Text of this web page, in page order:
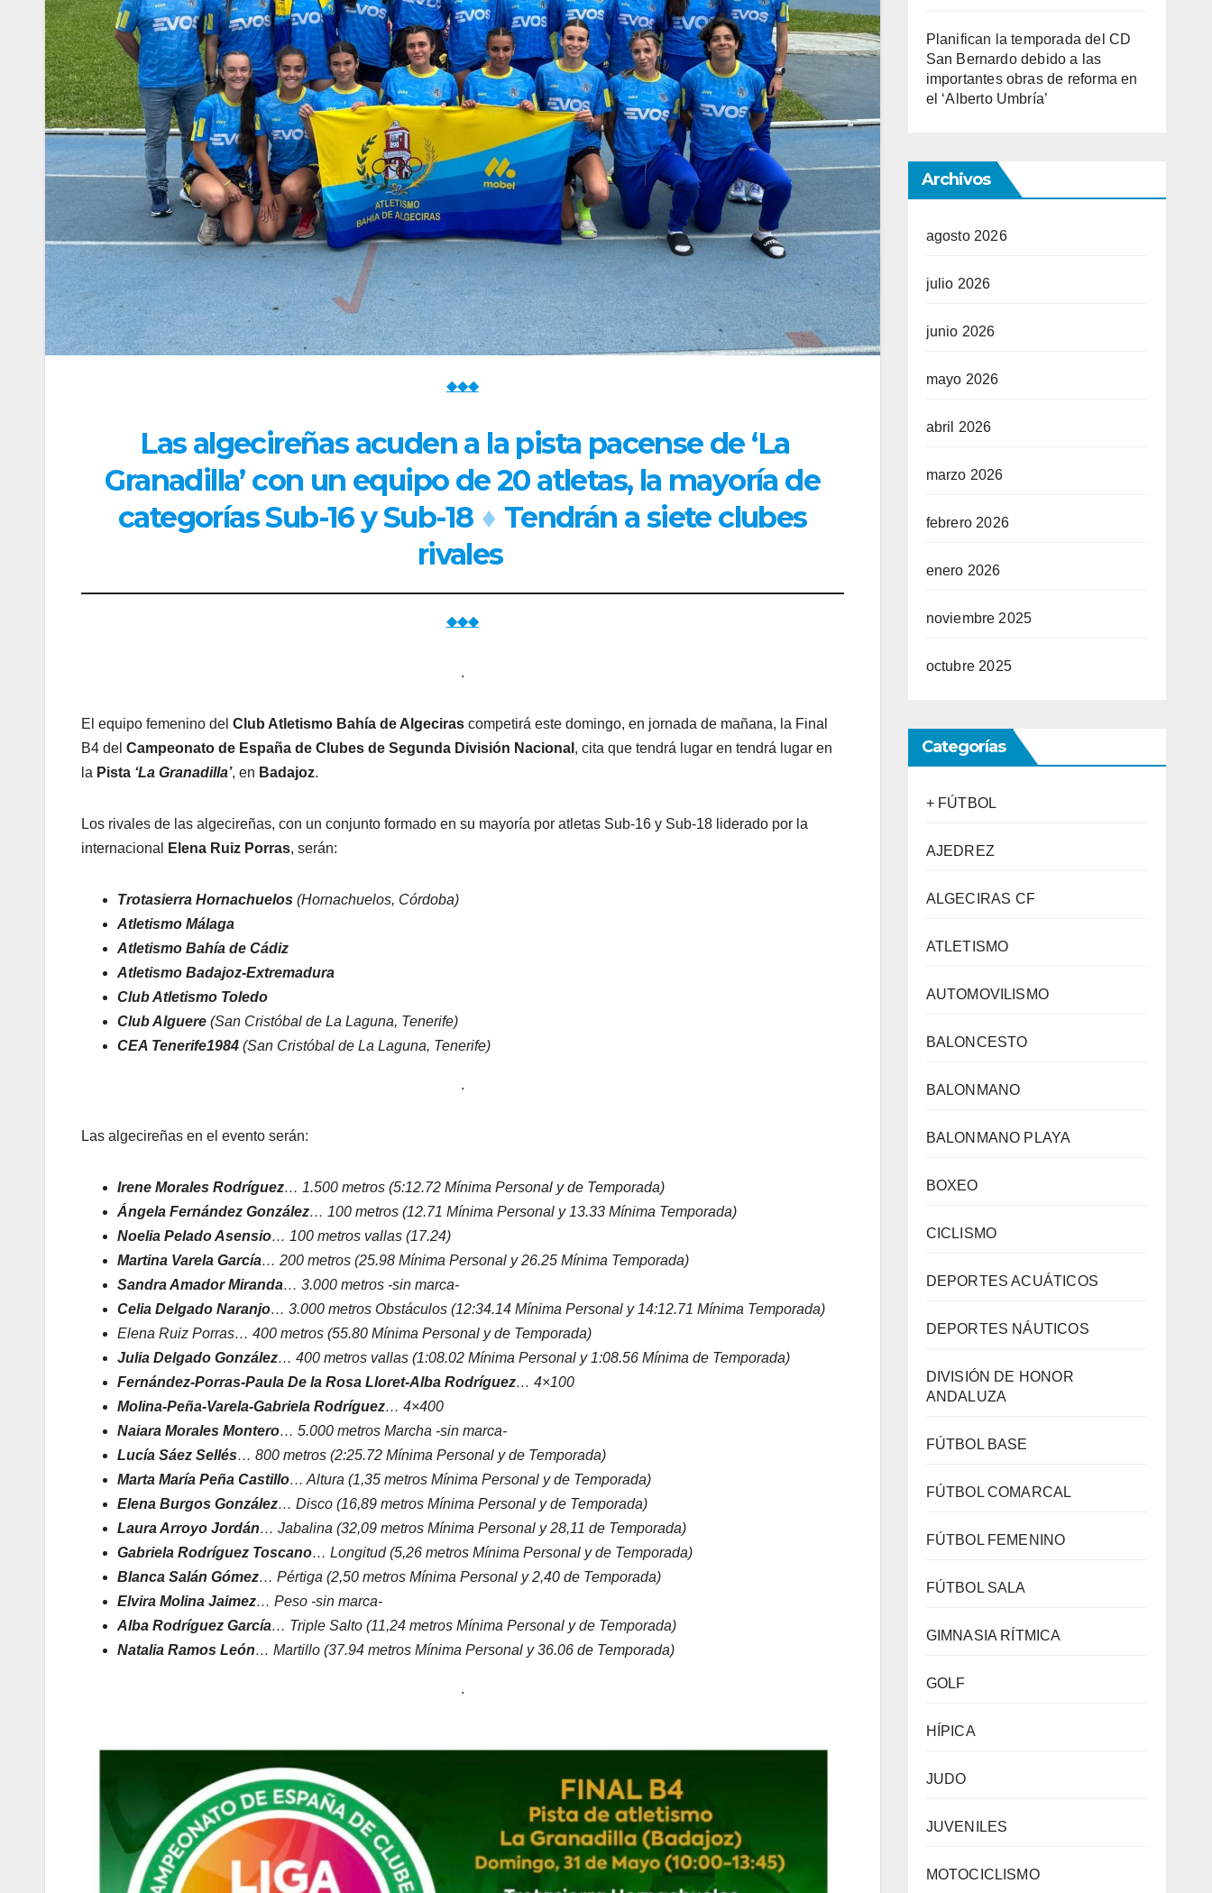
◆◆◆
Las algecireñas acuden a la pista pacense de ‘La
Granadilla’ con un equipo de 20 atletas, la mayoría de
categorías Sub-16 y Sub-18 ♦ Tendrán a siete clubes
rivales
◆◆◆
.
El equipo femenino del Club Atletismo Bahía de Algeciras competirá este domingo, en jornada de mañana, la Final
B4 del Campeonato de España de Clubes de Segunda División Nacional , cita que tendrá lugar en tendrá lugar en
la Pista ‘La Granadilla’, en Badajoz.
Los rivales de las algecireñas, con un conjunto formado en su mayoría por atletas Sub-16 y Sub-18 liderado por la
internacional
Elena Ruiz Porras, serán:
Trotasierra Hornachuelos (Hornachuelos, Córdoba)
Atletismo Málaga
Atletismo Bahía de Cádiz
Atletismo Badajoz-Extremadura
Club Atletismo Toledo
Club Alguere (San Cristóbal de La Laguna, Tenerife)
CEA Tenerife1984 (San Cristóbal de La Laguna, Tenerife)
.
Las algecireñas en el evento serán:
Irene Morales Rodríguez… 1.500 metros (5:12.72 Mínima Personal y de Temporada)
Ángela Fernández González… 100 metros (12.71 Mínima Personal y 13.33 Mínima Temporada)
Noelia Pelado Asensio… 100 metros vallas (17.24)
Martina Varela García… 200 metros (25.98 Mínima Personal y 26.25 Mínima Temporada)
Sandra Amador Miranda… 3.000 metros -sin marca-
Celia Delgado Naranjo… 3.000 metros Obstáculos (12:34.14 Mínima Personal y 14:12.71 Mínima Temporada)
Elena Ruiz Porras… 400 metros (55.80 Mínima Personal y de Temporada)
Julia Delgado González… 400 metros vallas (1:08.02 Mínima Personal y 1:08.56 Mínima de Temporada)
Fernández-Porras-Paula De la Rosa Lloret-Alba Rodríguez… 4×100
Molina-Peña-Varela-Gabriela Rodríguez… 4×400
Naiara Morales Montero… 5.000 metros Marcha -sin marca-
Lucía Sáez Sellés… 800 metros (2:25.72 Mínima Personal y de Temporada)
Marta María Peña Castillo… Altura (1,35 metros Mínima Personal y de Temporada)
Elena Burgos González… Disco (16,89 metros Mínima Personal y de Temporada)
Laura Arroyo Jordán… Jabalina (32,09 metros Mínima Personal y 28,11 de Temporada)
Gabriela Rodríguez Toscano… Longitud (5,26 metros Mínima Personal y de Temporada)
Blanca Salán Gómez… Pértiga (2,50 metros Mínima Personal y 2,40 de Temporada)
Elvira Molina Jaimez… Peso -sin marca-
Alba Rodríguez García… Triple Salto (11,24 metros Mínima Personal y de Temporada)
Natalia Ramos León… Martillo (37.94 metros Mínima Personal y 36.06 de Temporada)
.
Planifican la temporada del CD
San Bernardo debido a las
importantes obras de reforma en
el ‘Alberto Umbría’
Archivos
agosto 2026
julio 2026
junio 2026
mayo 2026
abril 2026
marzo 2026
febrero 2026
enero 2026
noviembre 2025
octubre 2025
Categorías
+ FÚTBOL
AJEDREZ
ALGECIRAS CF
ATLETISMO
AUTOMOVILISMO
BALONCESTO
BALONMANO
BALONMANO PLAYA
BOXEO
CICLISMO
DEPORTES ACUÁTICOS
DEPORTES NÁUTICOS
DIVISIÓN DE HONOR
ANDALUZA
FÚTBOL BASE
FÚTBOL COMARCAL
FÚTBOL FEMENINO
FÚTBOL SALA
GIMNASIA RÍTMICA
GOLF
HÍPICA
JUDO
JUVENILES
MOTOCICLISMO